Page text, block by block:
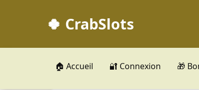
🍀 CrabSlots
🏠 Accueil 🔐 Connexion 🎁